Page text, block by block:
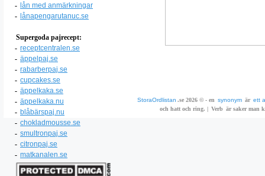
- lån med anmärkningar
- lånapengarutanuc.se
Supergoda pajrecept:
- receptcentralen.se
- äppelpaj.se
- rabarberpaj.se
- cupcakes.se
- äppelkaka.se
- äppelkaka.nu
- blåbärspaj.nu
- chokladmousse.se
- smultronpaj.se
- citronpaj.se
- matkanalen.se
StoraOrdlistan .se 2026 © - en synonym är ett
och hatt och ring. | Verb är saker man